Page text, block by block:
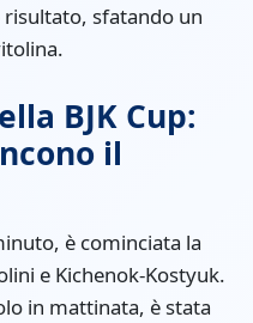
sfatando un
BJK Cup:
il
è cominciata la
e Kichenok-Kostyuk.
in mattinata, è stata